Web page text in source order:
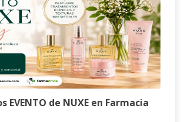
EVENTO de NUXE en Farmacia